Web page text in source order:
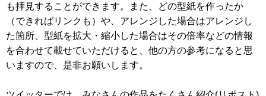
も拝見することができます。また、どの型紙を作ったか
（できればリンクも）や、アレンジした場合はアレンジし
た箇所、型紙を拡大・縮小した場合はその倍率などの情報
を合わせて載せていただけると、他の方の参考になると思
いますので、是非お願いします。